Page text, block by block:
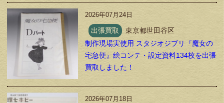
2026年07月24日
出張買取
東京都世田谷区
制作現場実使用 スタジオジブリ『魔女の
宅急便』絵コンテ・設定資料134枚を出張
買取しました！
2026年07月18日